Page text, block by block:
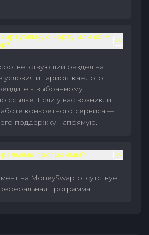
карту или eSIM
раздел на
условия и тарифы каждого
к выбранному
ссылке. Если у вас возникли
конкретного сервиса —
поддержку напрямую.
программы?
на MoneySwap отсутствует
программа.